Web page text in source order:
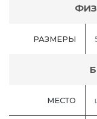
РАЗМЕРЫ
МЕСТО